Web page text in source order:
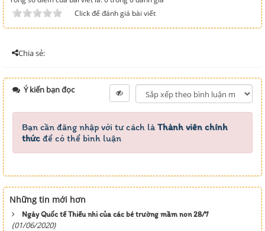
Click để đánh giá bài viết
Chia sẻ:
Ý kiến bạn đọc
Bạn cần đăng nhập với tư cách là Thành viên chính
thức để có thể bình luận
Những tin mới hơn
Ngày Quốc tế Thiếu nhi của các bé trường mầm non 28/7
(01/06/2020)